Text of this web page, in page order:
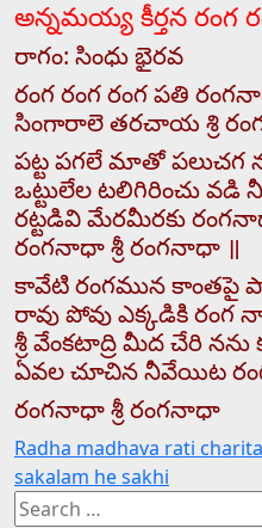
అన్నమయ్య కీర్తన రంగ
రాగం: సింధు భైరవ
రంగ రంగ రంగ పతి
సింగారాలె తరచాయ శ్రి
పట్ట పగలే మాతో పలుచగ
ఒట్టులేల టలిగిరించు వడి
రట్టడివి మేరమీరకు
రంగనాధా శ్రీ రంగనాధా ॥
కావేటి రంగమున కాంతపై
రావు పోవు ఎక్కడికి రంగ
శ్రీ వేంకటాద్రి మీద చేరి నను
ఏవల చూచిన నీవేయిట
రంగనాధా శ్రీ రంగనాధా
Post
navigation
Radha madhava rati
sakalam he sakhi
Search